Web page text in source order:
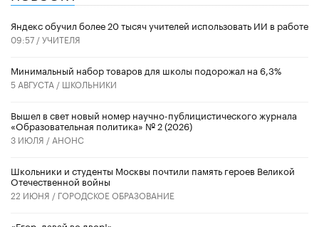
​Яндекс обучил более 20 тысяч учителей использовать ИИ в работе
09:57 /УЧИТЕЛЯ
Минимальный набор товаров для школы подорожал на 6,3%
5 АВГУСТА / ШКОЛЬНИКИ
Вышел в свет новый номер научно-публицистического журнала
«Образовательная политика» № 2 (2026)
3 ИЮЛЯ / АНОНС
Школьники и студенты Москвы почтили память героев Великой
Отечественной войны
22 ИЮНЯ / ГОРОДСКОЕ ОБРАЗОВАНИЕ